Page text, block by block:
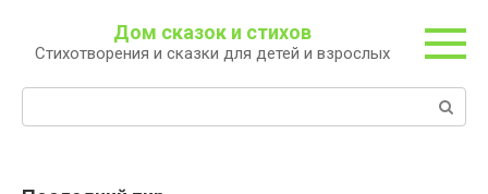
контенту
Дом сказок и стихов
Стихотворения и сказки для детей и взрослых